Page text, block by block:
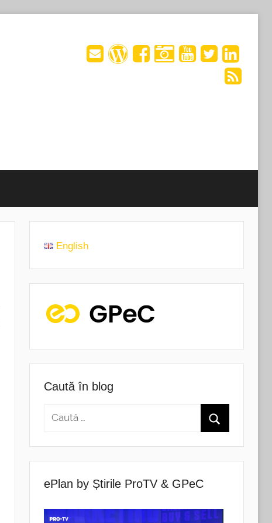
English
Caută în blog
ePlan by Știrile ProTV & GPeC